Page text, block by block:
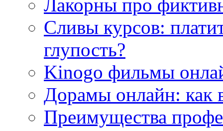
Лакорны про
Сливы курсов:
глупость?
Kinogo фильмы
Дорамы онлайн: как
Преимущества